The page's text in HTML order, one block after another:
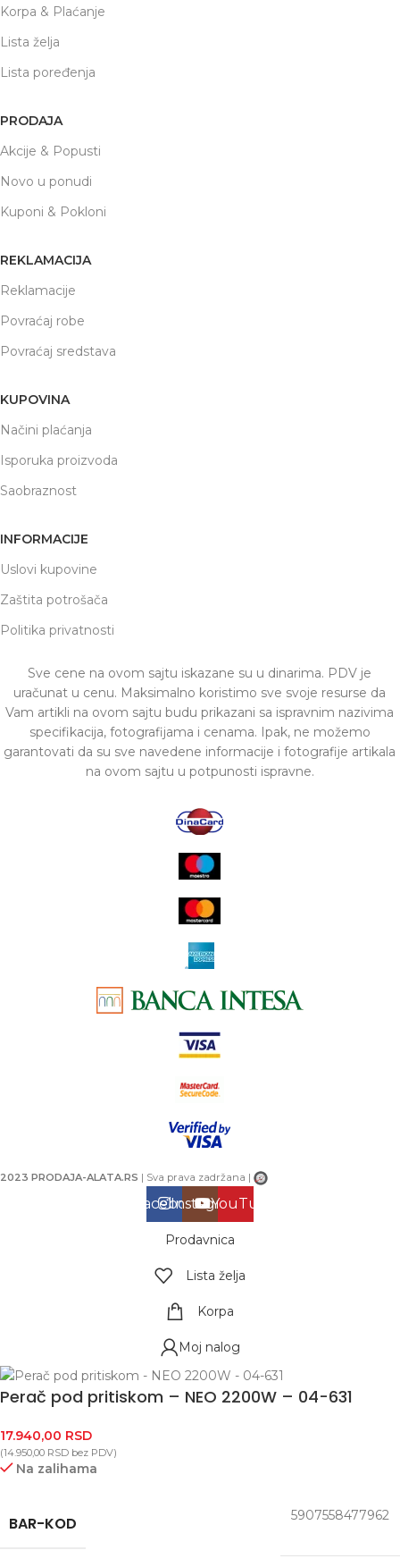
Korpa & Plaćanje
Lista želja
Lista poređenja
PRODAJA
Akcije & Popusti
Novo u ponudi
Kuponi & Pokloni
REKLAMACIJA
Reklamacije
Povraćaj robe
Povraćaj sredstava
KUPOVINA
Načini plaćanja
Isporuka proizvoda
Saobraznost
INFORMACIJE
Uslovi kupovine
Zaštita potrošača
Politika privatnosti
Sve cene na ovom sajtu iskazane su u dinarima. PDV je
uračunat u cenu. Maksimalno koristimo sve svoje resurse da
Vam artikli na ovom sajtu budu prikazani sa ispravnim nazivima
specifikacija, fotografijama i cenama. Ipak, ne možemo
garantovati da su sve navedene informacije i fotografije artikala
na ovom sajtu u potpunosti ispravne.
2023 PRODAJA-ALATA.RS | Sva prava zadržana |
Facebook
Instagram
YouTube
Prodavnica
Lista želja
Korpa
Moj nalog
Perač pod pritiskom – NEO 2200W – 04-631
17.940,00 RSD
(14.950,00 RSD bez PDV)
Na zalihama
BAR-KOD 5907558477962